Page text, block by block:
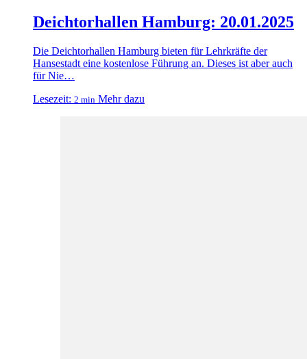
Deichtorhallen Hamburg: 20.01.2025
Die Deichtorhallen Hamburg bieten für Lehrkräfte der
Hansestadt eine kostenlose Führung an. Dieses ist aber auch
für Nie…
Lesezeit: 2 min Mehr dazu